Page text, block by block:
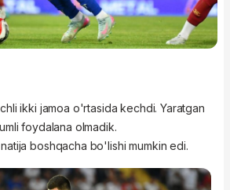
ikki jamoa o'rtasida kechdi. Yaratgan
foydalana olmadik.
boshqacha bo'lishi mumkin edi.